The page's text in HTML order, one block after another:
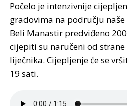
Počelo je intenzivnije
gradovima na području naše
Beli Manastir predviđeno 200
cijepiti su naručeni od
liječnika. Cijepljenje će se
19 sati.